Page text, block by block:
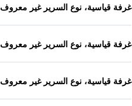
غرفة قياسية، نوع السرير غير معروف
غرفة قياسية، نوع السرير غير معروف
غرفة قياسية، نوع السرير غير معروف